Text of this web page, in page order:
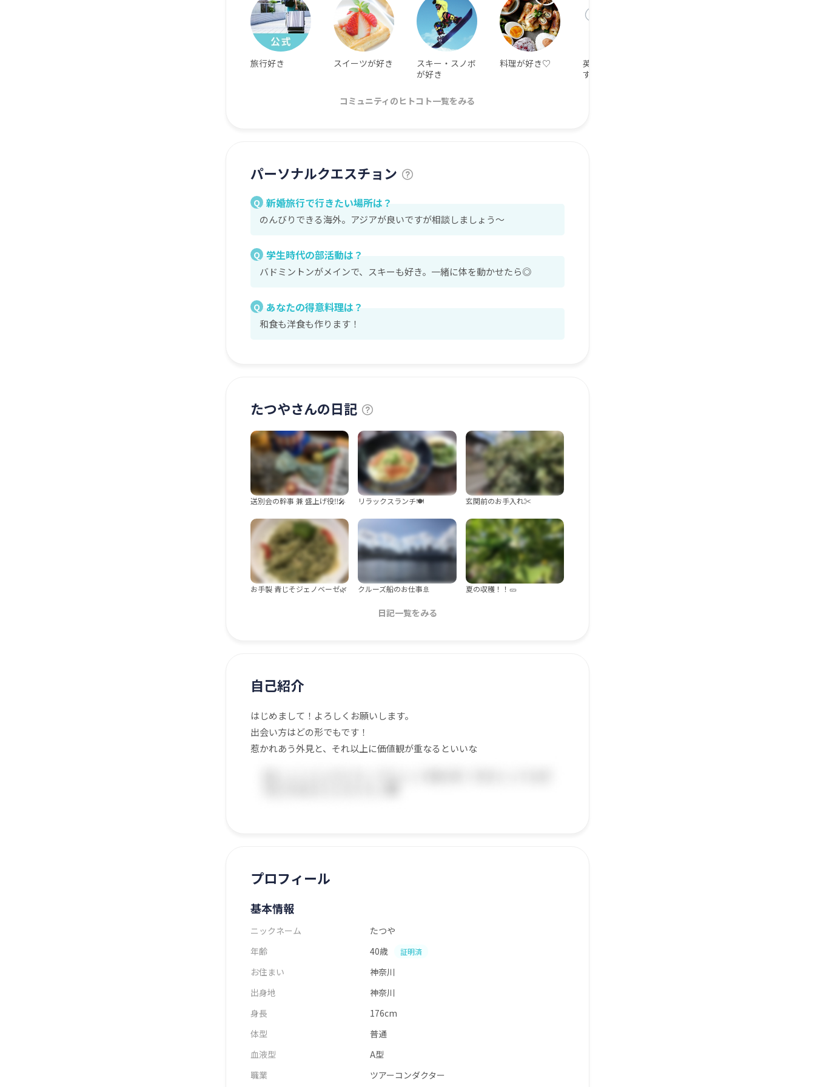
旅行好き スイーツが好き
スキー・スノボ
が好き
料理が好き♡
英語勉強中で
す！
コミュニティのヒトコト一覧をみる
パーソナルクエスチョン
Q 新婚旅行で行きたい場所は？
のんびりできる海外。アジアが良いですが相談しましょう〜
Q 学生時代の部活動は？
バドミントンがメインで、スキーも好き。一緒に体を動かせたら◎
Q あなたの得意料理は？
和食も洋食も作ります！
たつやさんの日記
送別会の幹事 兼 盛上げ役‼︎🎤 リラックスランチ🍽️ 玄関前のお手入れ✂️
お手製 青じそジェノベーゼ🌿 クルーズ船のお仕事🚢 夏の収穫！！🥒
日記一覧をみる
自己紹介
はじめまして！よろしくお願いします。
出会い方はどの形でもです！
惹かれあう外見と、それ以上に価値観が重なるといいな
プロフィール
基本情報
ニックネーム
たつや
年齢
40歳 証明済
お住まい
神奈川
出身地
神奈川
身長
176cm
体型
普通
血液型
A型
職業
ツアーコンダクター